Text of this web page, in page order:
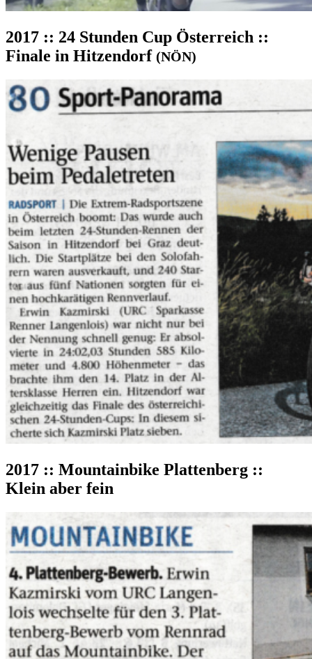
2017 :: 24 Stunden Cup Österreich ::
Finale in Hitzendorf (NÖN)
2017 :: Mountainbike Plattenberg ::
Klein aber fein